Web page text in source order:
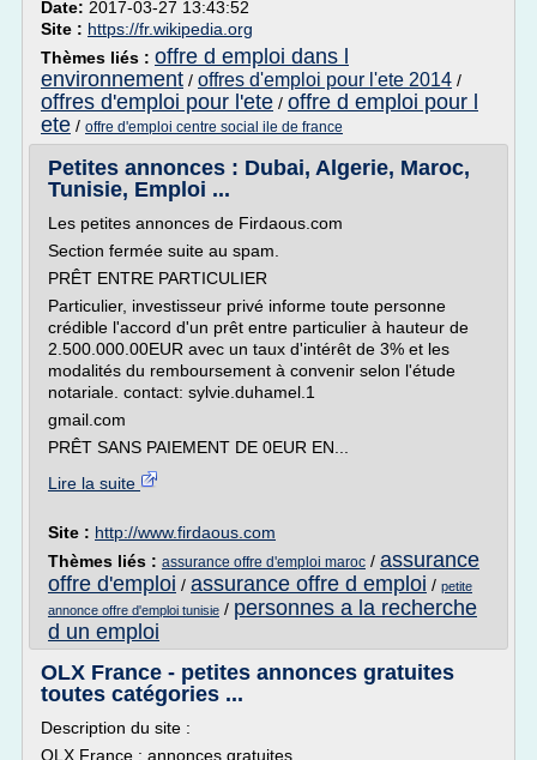
Date: 2017-03-27 13:43:52
Site : https://fr.wikipedia.org
Thèmes liés : offre d emploi dans l
environnement / offres d'emploi pour l'ete 2014 /
offres d'emploi pour l'ete / offre d emploi pour l
ete / offre d'emploi centre social ile de france
Petites annonces : Dubai, Algerie, Maroc,
Tunisie, Emploi ...
Les petites annonces de Firdaous.com
Section fermée suite au spam.
PRÊT ENTRE PARTICULIER
Particulier, investisseur privé informe toute personne
crédible l'accord d'un prêt entre particulier à hauteur de
2.500.000.00EUR avec un taux d'intérêt de 3% et les
modalités du remboursement à convenir selon l'étude
notariale. contact: sylvie.duhamel.1
gmail.com
PRÊT SANS PAIEMENT DE 0EUR EN...
Lire la suite
Site : http://www.firdaous.com
Thèmes liés : assurance offre d'emploi maroc / assurance
offre d'emploi / assurance offre d emploi / petite
annonce offre d'emploi tunisie / personnes a la recherche
d un emploi
OLX France - petites annonces gratuites
toutes catégories ...
Description du site :
OLX France : annonces gratuites